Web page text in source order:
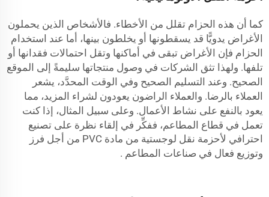
كما أن هذه الحزام تقلل من الأخطاء. فالأشخاص الذين يحملون
الأغراض يدويًّا قد يسقطونها أو يخلطون بينها، أما عند استخدام
الحزام فإن الأغراض تبقى في أماكنها وتقل احتمالات فقدانها أو
تلفها. ولهذا تثق الشركات في وصول منتجاتها سليمةً إلى الموقع
الصحيح. وعند التسليم الصحيح وفي الوقت المحدَّد، يشعر
العملاء بالرضا. والعملاء الراضون يعودون لشراء المزيد، مما
يعود بالنفع على نشاط الأعمال. وعلى سبيل المثال، إذا كنت
تعمل في قطاع المطاعم، ففكِّر في إلقاء نظرة على تصنيع
احترافي لأحزمة نقل لوجستية من مادة PVC من أجل فرز
وتوزيع فعال في صناعات المطاعم .